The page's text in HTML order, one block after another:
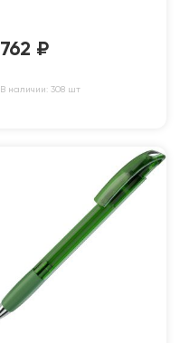
762 ₽
В наличии: 308 шт